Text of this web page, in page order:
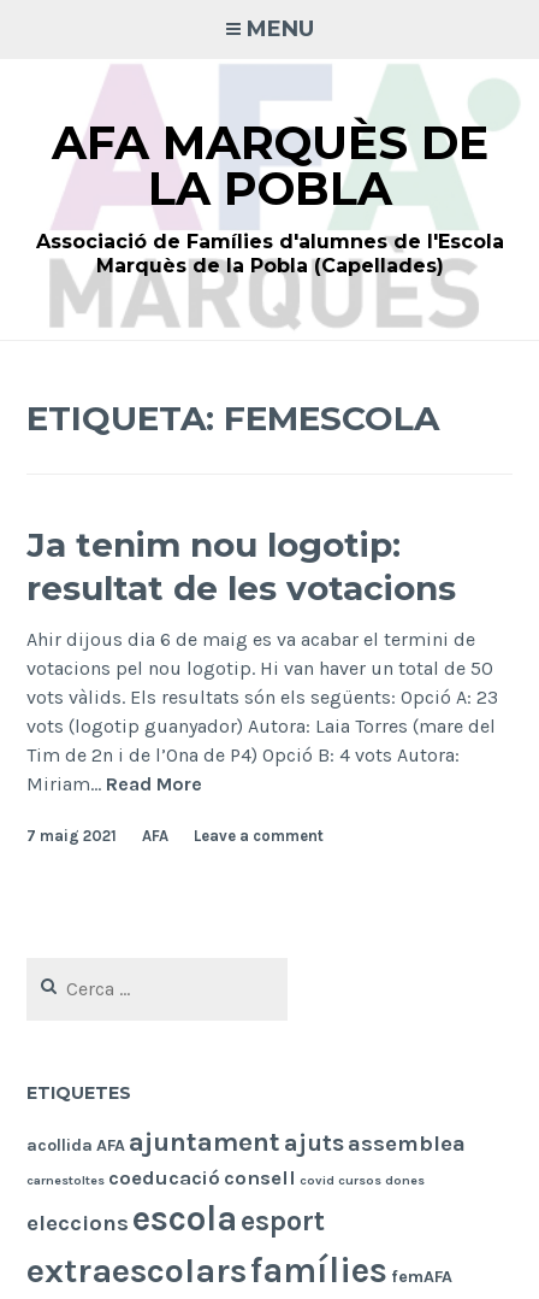
MENU
AFA MARQUÈS DE
LA POBLA
Associació de Famílies d'alumnes de l'Escola
Marquès de la Pobla (Capellades)
ETIQUETA: FEMESCOLA
Ja tenim nou logotip:
resultat de les votacions
Ahir dijous dia 6 de maig es va acabar el termini de
votacions pel nou logotip. Hi van haver un total de 50
vots vàlids. Els resultats són els següents: Opció A: 23
vots (logotip guanyador) Autora: Laia Torres (mare del
Tim de 2n i de l’Ona de P4) Opció B: 4 vots Autora:
Miriam… Read More
nou
7 maig 2021 AFA Leave a comment
ETIQUETES
acollida AFA ajuntament ajutsassemblea
carnestoltes coeducació consell covid cursos dones
eleccions escola esport
extraescolarsfamílies femAFA